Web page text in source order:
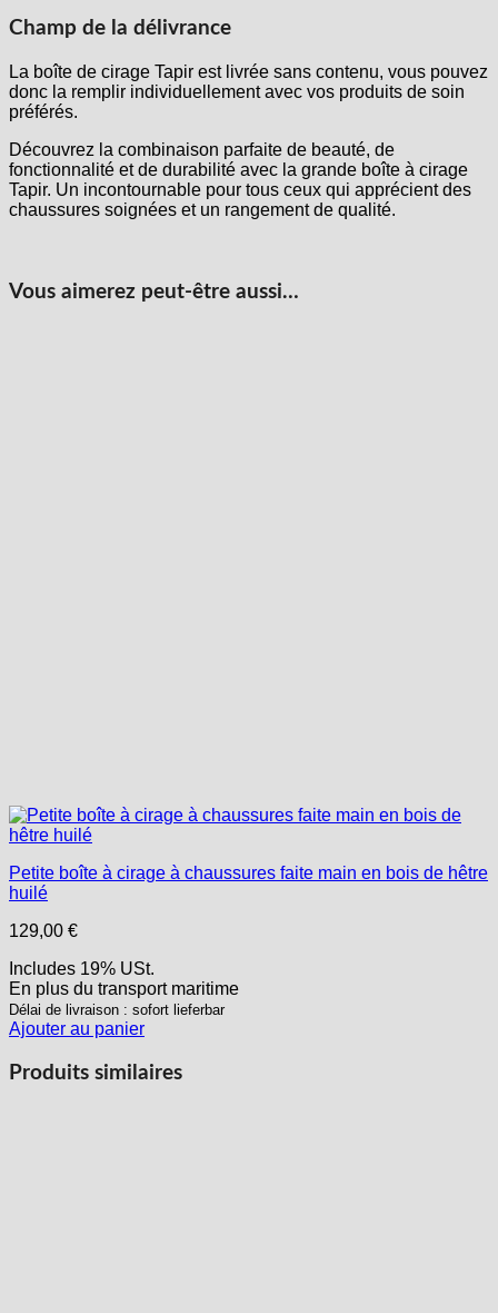
Champ de la délivrance
La boîte de cirage Tapir est livrée sans contenu, vous pouvez
donc la remplir individuellement avec vos produits de soin
préférés.
Découvrez la combinaison parfaite de beauté, de
fonctionnalité et de durabilité avec la grande boîte à cirage
Tapir. Un incontournable pour tous ceux qui apprécient des
chaussures soignées et un rangement de qualité.
Vous aimerez peut-être aussi…
Petite boîte à cirage à chaussures faite main en bois de hêtre
huilé
129,00 €
Includes 19% USt.
En plus du transportmaritime
Délai de livraison : sofort lieferbar
Ajouter au panier
Produits similaires